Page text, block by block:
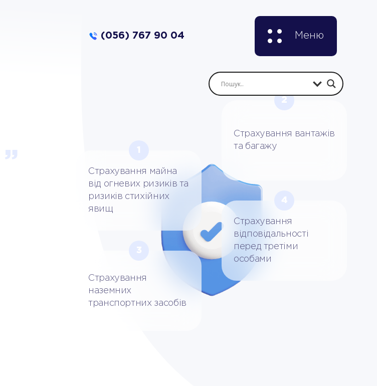
(056) 767 90 04 Меню
1
Страхування майна
від огневих ризиків та
ризиків стихійних
явищ
2
Страхування вантажів
та багажу
3
Страхування
наземних
транспортних засобів
4
Страхування
відповідальності
перед третіми
особами